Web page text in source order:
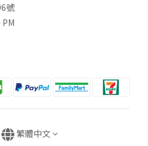
號
繁體中文